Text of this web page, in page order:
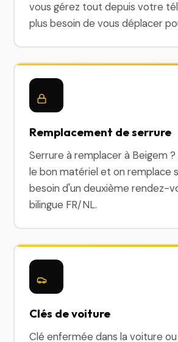
vous gérez tout depuis votre
plus besoin de vous déplacer
Remplacement de serrure
Serrure à remplacer à Beigem
le bon matériel et on remplace
besoin d'un deuxième rendez-
bilingue FR/NL.
Clés de voiture
Clé enfermée dans la voiture